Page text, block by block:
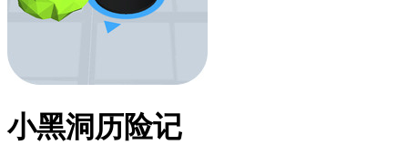
小黑洞历险记